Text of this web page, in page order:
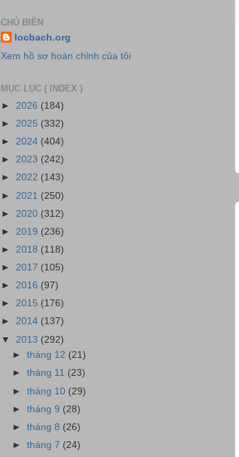
CHỦ BIÊN
locbach.org
Xem hồ sơ hoàn chỉnh của tôi
MỤC LỤC ( INDEX )
► 2026 (184)
► 2025 (332)
► 2024 (404)
► 2023 (242)
► 2022 (143)
► 2021 (250)
► 2020 (312)
► 2019 (236)
► 2018 (118)
► 2017 (105)
► 2016 (97)
► 2015 (176)
► 2014 (137)
▼ 2013 (292)
►tháng 12 (21)
►tháng 11 (23)
►tháng 10 (29)
►tháng 9 (28)
►tháng 8 (26)
►tháng 7 (24)